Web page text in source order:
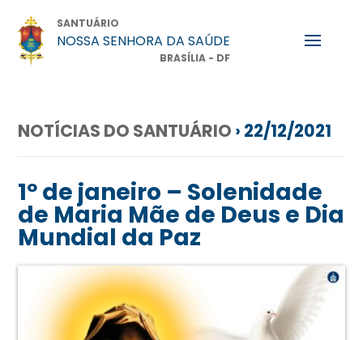
SANTUÁRIO
NOSSA SENHORA DA SAÚDE
BRASÍLIA - DF
NOTÍCIAS DO SANTUÁRIO › 22/12/2021
1º de janeiro – Solenidade
de Maria Mãe de Deus e Dia
Mundial da Paz